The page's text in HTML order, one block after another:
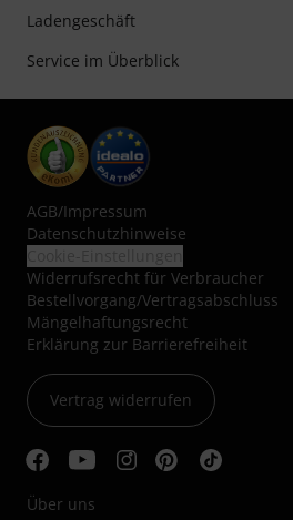
Ladengeschäft
Service im Überblick
AGB/Impressum
Datenschutzhinweise
Widerrufsrecht für Verbraucher
Bestellvorgang/Vertragsabschluss
Mängelhaftungsrecht
Erklärung zur Barrierefreiheit
Vertrag widerrufen
Über uns